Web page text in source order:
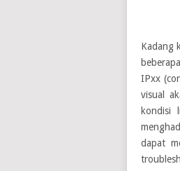
Kadang
IPxx
visual
kondisi
dapat